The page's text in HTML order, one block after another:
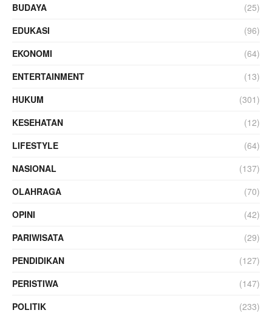
BUDAYA
(25)
EDUKASI
(96)
EKONOMI
(64)
ENTERTAINMENT
(13)
HUKUM
(301)
KESEHATAN
(12)
LIFESTYLE
(64)
NASIONAL
(137)
OLAHRAGA
(70)
OPINI
(42)
PARIWISATA
(29)
PENDIDIKAN
(127)
PERISTIWA
(147)
POLITIK
(233)